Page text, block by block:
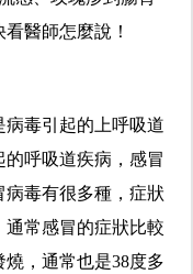
醫師怎麼說！
病毒引起的上呼吸道
呼吸道疾病，感冒
毒有很多種，症狀
通常感冒的症狀比較
，通常也是38度多